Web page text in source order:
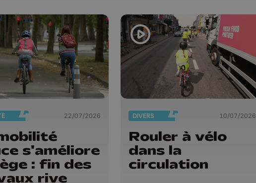
22/07/2026
s'améliore
: fin des
rive
DIVERS 10/07/2026
Rouler à vélo
dans la
circulation